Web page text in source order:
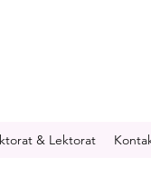
& Lektorat